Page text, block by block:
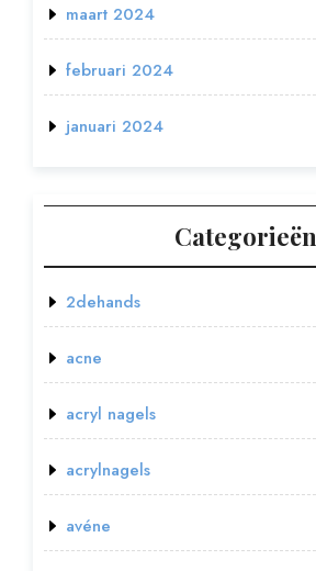
maart 2024
februari 2024
januari 2024
Categorieën
2dehands
acne
acryl nagels
acrylnagels
avéne